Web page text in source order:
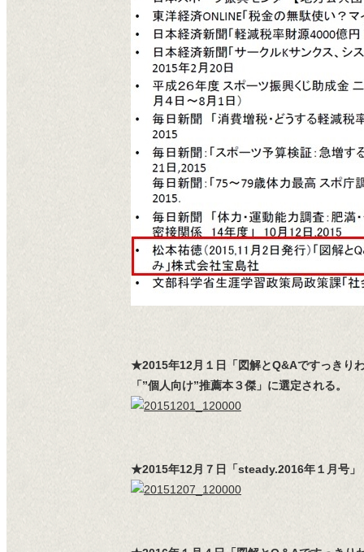
★2015年12月１日「図解とQ&Aですっきり
「”個人向け”推薦本３傑」に選定される。
★2015年12月７日「steady.2016年１月号」